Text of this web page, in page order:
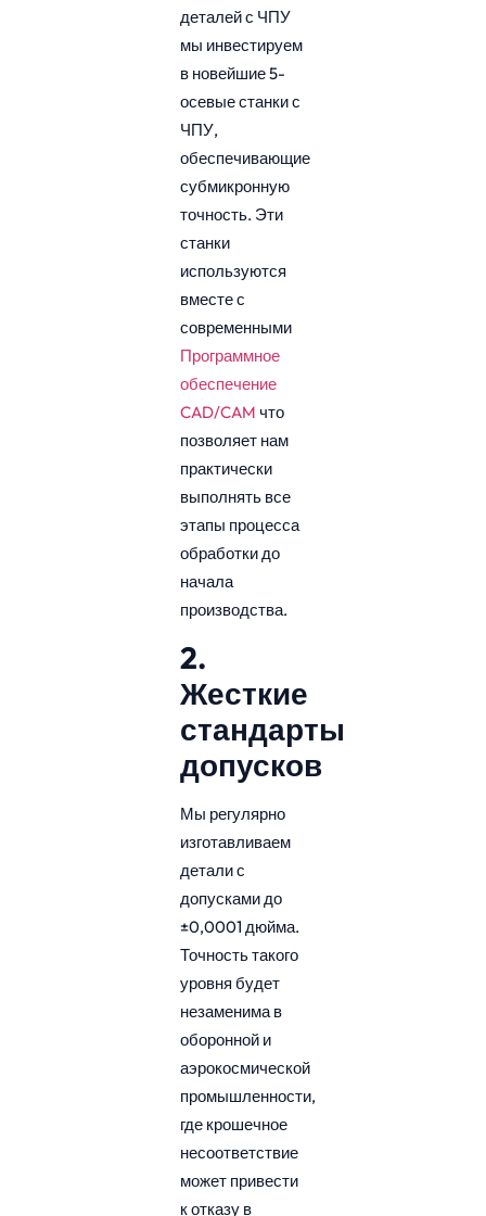
деталей с ЧПУ
мы инвестируем
в новейшие 5-
осевые станки с
ЧПУ,
обеспечивающие
субмикронную
точность. Эти
станки
используются
вместе с
современными
Программное
обеспечение
CAD/CAM что
позволяет нам
практически
выполнять все
этапы процесса
обработки до
начала
производства.
2.
Жесткие
стандарты
допусков
Мы регулярно
изготавливаем
детали с
допусками до
±0,0001 дюйма.
Точность такого
уровня будет
незаменима в
оборонной и
аэрокосмической
промышленности,
где крошечное
несоответствие
может привести
к отказу в